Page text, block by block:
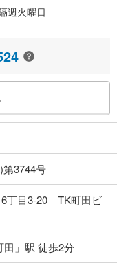
週火曜日
3744号
丁目3-20 TK町田ビ
」駅 徒歩2分